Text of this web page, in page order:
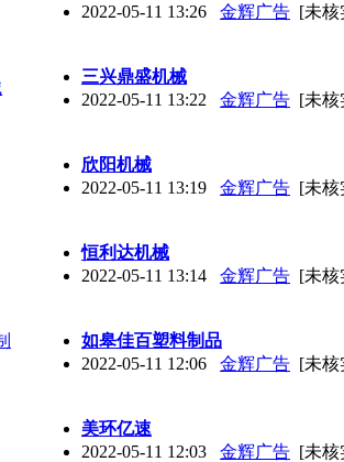
2022-05-11 13:26
金辉广告 [未核
三兴鼎盛机械
2022-05-11 13:22
金辉广告 [未核
欣阳机械
2022-05-11 13:19
金辉广告 [未核
恒利达机械
2022-05-11 13:14
金辉广告 [未核
如皋佳百塑料制品
2022-05-11 12:06
金辉广告 [未核
美环亿速
2022-05-11 12:03
金辉广告 [未核